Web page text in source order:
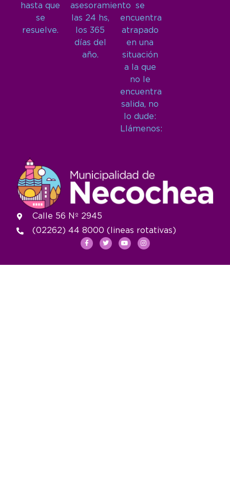
hasta que
se
resuelve.
asesoramiento
las 24 hs,
los 365
días del
año.
se
encuentra
atrapado
en una
situación
a la que
no le
encuentra
salida, no
lo dude:
Llámenos:
Calle 56 Nº 2945
(02262) 44 8000 (lineas rotativas)